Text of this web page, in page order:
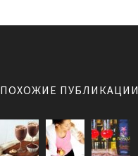
ПОХОЖИЕ ПУБЛИКАЦИИ